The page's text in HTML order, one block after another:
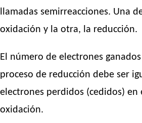
llamadas semirreacciones. Una
oxidación y la otra, la reducción.
El número de electrones
proceso de reducción debe ser
electrones perdidos (cedidos) en
oxidación.